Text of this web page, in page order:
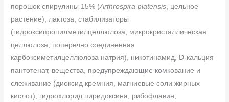
порошок спирулины 15% (Arthrospira platensis , цельное
растение), лактоза , стабилизаторы
(гидроксипропилметилцеллюлоза, микрокристаллическая
целлюлоза, поперечно соединенная
карбоксиметилцеллюлоза натрия), никотинамид, D-кальция
пантотенат, вещества, предупреждающие комкование и
слеживание (диоксид кремния, магниевые соли жирных
кислот), гидрохлорид пиридоксина, рибофлавин,